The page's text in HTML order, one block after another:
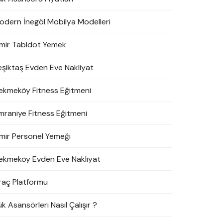
İnegöl Mobilya Modelleri
Tabldot Yemek
Evden Eve Nakliyat
Fitness Eğitmeni
Fitness Eğitmeni
Personel Yemeği
Evden Eve Nakliyat
Platformu
Asansörleri Nasıl Çalışır ?